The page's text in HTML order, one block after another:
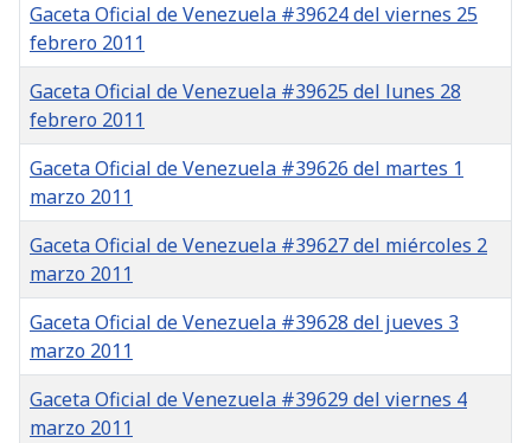
Gaceta Oficial de Venezuela #39624 del viernes 25
febrero 2011
Gaceta Oficial de Venezuela #39625 del lunes 28
febrero 2011
Gaceta Oficial de Venezuela #39626 del martes 1
marzo 2011
Gaceta Oficial de Venezuela #39627 del miércoles 2
marzo 2011
Gaceta Oficial de Venezuela #39628 del jueves 3
marzo 2011
Gaceta Oficial de Venezuela #39629 del viernes 4
marzo 2011